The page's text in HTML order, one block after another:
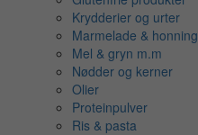
Krydderier og urter
Marmelade & honning
Mel & gryn m.m
Nødder og kerner
Olier
Proteinpulver
Ris & pasta